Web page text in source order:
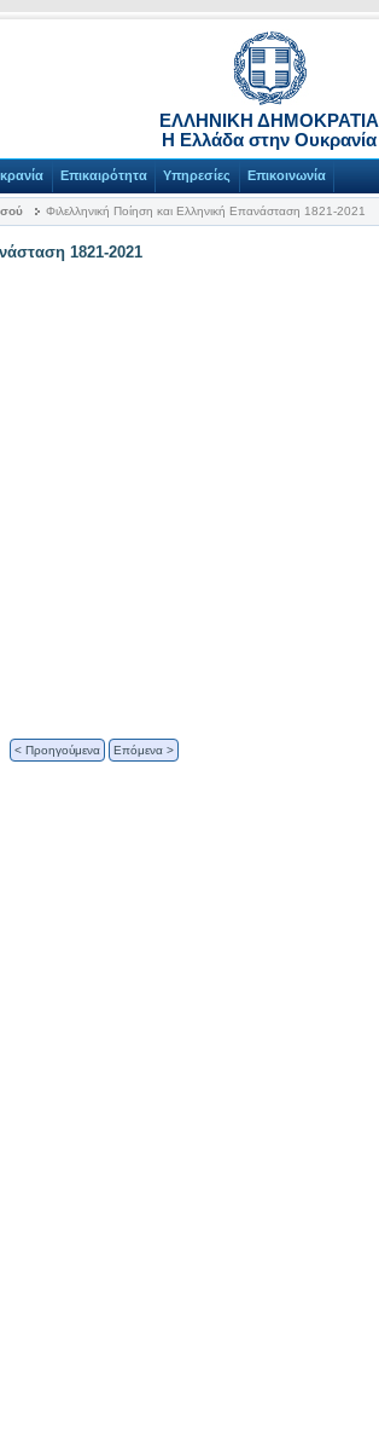
ΕΛΛΗΝΙΚΗ ΔΗΜΟΚΡΑΤΙΑ
Η Ελλάδα στην Ουκρανία
Επικαιρότητα Υπηρεσίες Επικοινωνία
Φιλελληνική Ποίηση και Ελληνική Επανάσταση 1821-2021
1821-2021
< Προηγούμενα Επόμενα >